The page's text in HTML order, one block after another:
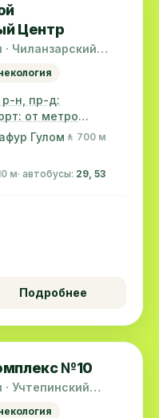
Центр
Чиланзарский
р-н, пр-д:
от метро
Гулом 🚶 700 м
м· автобусы: 29, 53
Подробнее
№10
Учтепинский